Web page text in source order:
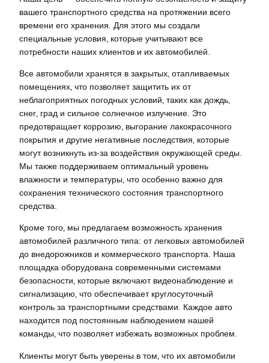
вашего транспортного средства на протяжении всего
времени его хранения. Для этого мы создали
специальные условия‚ которые учитывают все
потребности наших клиентов и их автомобилей.
Все автомобили хранятся в закрытых‚ отапливаемых
помещениях‚ что позволяет защитить их от
неблагоприятных погодных условий‚ таких как дождь‚
снег‚ град и сильное солнечное излучение. Это
предотвращает коррозию‚ выгорание лакокрасочного
покрытия и другие негативные последствия‚ которые
могут возникнуть из-за воздействия окружающей среды.
Мы также поддерживаем оптимальный уровень
влажности и температуры‚ что особенно важно для
сохранения технического состояния транспортного
средства.
Кроме того‚ мы предлагаем возможность хранения
автомобилей различного типа: от легковых автомобилей
до внедорожников и коммерческого транспорта. Наша
площадка оборудована современными системами
безопасности‚ которые включают видеонаблюдение и
сигнализацию‚ что обеспечивает круглосуточный
контроль за транспортными средствами. Каждое авто
находится под постоянным наблюдением нашей
команды‚ что позволяет избежать возможных проблем.
Клиенты могут быть уверены в том‚ что их автомобили